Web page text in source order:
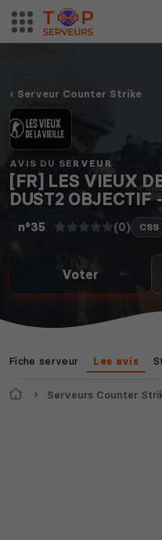
Dune Awakening
Squad
Myth of Empires
Voir tous les
Serveur Counter Strike
AVIS DU SERVEUR
[FR] LES VIEUX
DUST2 OBJECTIF
n°35 (0) CSS
Voter
Fiche serveur Les avis
AccueilServeurs Counter